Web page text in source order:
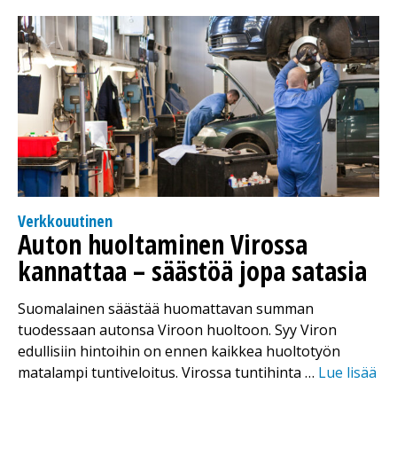
Verkkouutinen
Auton huoltaminen Virossa
kannattaa – säästöä jopa satasia
Suomalainen säästää huomattavan summan
tuodessaan autonsa Viroon huoltoon. Syy Viron
edullisiin hintoihin on ennen kaikkea huoltotyön
matalampi tuntiveloitus. Virossa tuntihinta … Lue lisää